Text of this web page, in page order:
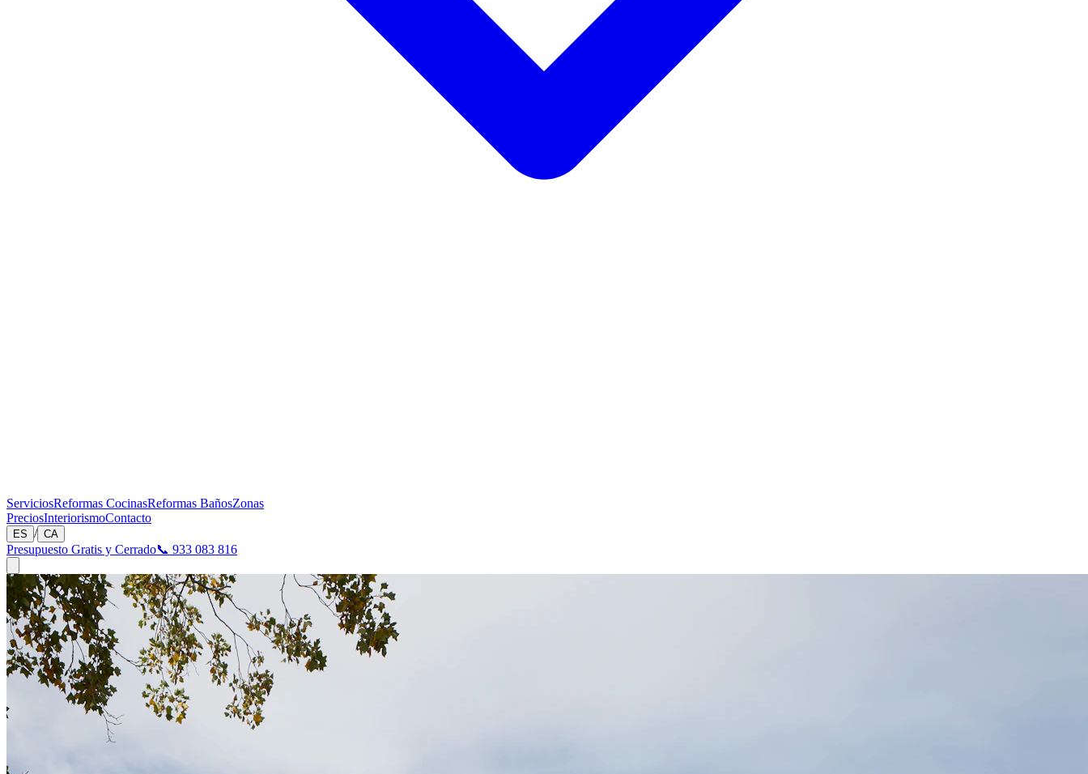
ServiciosReformas CocinasReformas BañosZonas
PreciosInteriorismoContacto
ES / CA
Presupuesto Gratis y Cerrado📞 933 083 816